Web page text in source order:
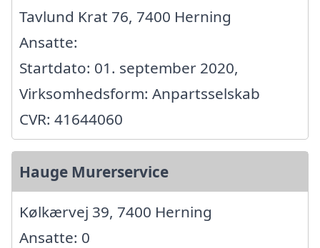
Tavlund Krat 76, 7400 Herning
Ansatte:
Startdato: 01. september 2020,
Virksomhedsform: Anpartsselskab
CVR: 41644060
Hauge Murerservice
Kølkærvej 39, 7400 Herning
Ansatte: 0